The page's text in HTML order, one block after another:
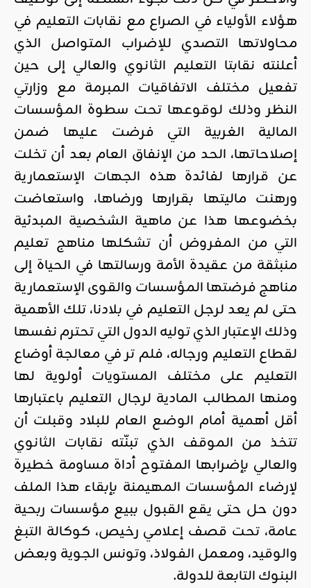
هؤلاء الأولياء في الصراع مع نقابات التعليم في
محاولاتها التصدي للإضراب المتواصل الذي
أعلنته نقابتا التعليم الثانوي والعالي إلى حين
تفعيل مختلف الاتفاقيات المبرمة مع وزارتي
النظر وذلك لوقوعها تحت سطوة المؤسسات
المالية الغربية التي فرضت عليها ضمن
إصلاحاتها، الحد من الإنفاق العام بعد أن تخلت
عن قرارها لفائدة هذه الجهات الإستعمارية
ورهنت ماليتها بقرارها ورضاها، واستعاضت
بخضوعها هذا عن ماهية الشخصية المبدئية
التي من المفروض أن تشكلها مناهج تعليم
منبثقة من عقيدة الأمة ورسالتها في الحياة إلى
مناهج فرضتها المؤسسات والقوى الإستعمارية
حتى لم يعد لرجل التعليم في بلادنا، تلك الأهمية
وذلك الإعتبار الذي توليه الدول التي تحترم نفسها
لقطاع التعليم ورجاله، فلم تر في معالجة أوضاع
التعليم على مختلف المستويات أولوية لها
ومنها المطالب المادية لرجال التعليم باعتبارها
أقل أهمية أمام الوضع العام للبلاد وقبلت أن
تتخذ من الموقف الذي تبنّته نقابات الثانوي
والعالي بإضرابها المفتوح أداة مساومة خطيرة
لإرضاء المؤسسات المهيمنة بإبقاء هذا الملف
دون حل حتى يقع القبول ببيع مؤسسات ربحية
عامة، تحت قصف إعلامي رخيص، كوكالة التبغ
والوقيد، ومعمل الفولاذ، وتونس الجوية وبعض
البنوك التابعة للدولة.